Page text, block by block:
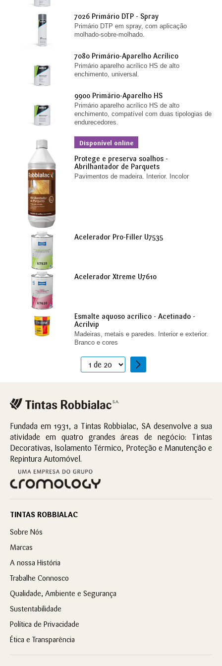
7026 Primário DTP - Spray
Primário DTP em spray, com aplicação
molhado-sobre-molhado.
7080 Primário-Aparelho Acrílico
Primário aparelho acrílico HS de alto
enchimento, universal.
9900 Primário-Aparelho HS
Primário aparelho acrílico HS de alto
enchimento, compatível com duas tipologias de
endurecedores.
Disponível online
Protege e preserva soalhos -
Abrilhantador de Parquets
Pavimentos de madeira. Interior. Incolor
Acelerador Pro-Filler U7535
Acelerador Xtreme U7610
Esmalte aquoso acrílico - Acetinado -
Acrilvip
Madeiras, metais e paredes. Interior e exterior.
Branco e cores
1
2
4
6
7
8
19
Fundada em 1931, a Tintas Robbialac, SA desenvolve a sua
atividade em quatro grandes áreas de negócio: Tintas
Decorativas, Isolamento Térmico, Proteção e Manutenção e
Repintura Automóvel.
TINTAS ROBBIALAC
Sobre Nós
Marcas
A nossa História
Trabalhe Connosco
Qualidade, Ambiente e Segurança
Sustentabilidade
Política de Privacidade
Ética e Transparência